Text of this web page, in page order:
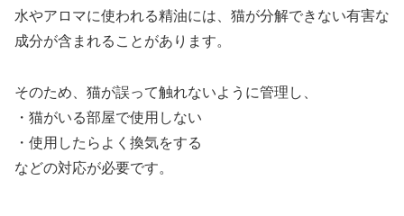
水やアロマに使われる精油には、猫が分解できない有害な
成分が含まれることがあります。
そのため、猫が誤って触れないように管理し、
・猫がいる部屋で使用しない
・使用したらよく換気をする
などの対応が必要です。